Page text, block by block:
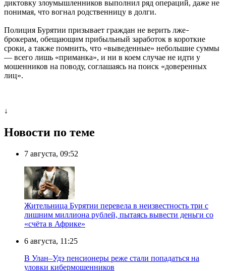
диктовку злоумышленников выполнил ряд операций, даже не
понимая, что вогнал родственницу в долги.
Полиция Бурятии призывает граждан не верить лже–
брокерам, обещающим прибыльный заработок в короткие
сроки, а также помнить, что «выведенные» небольшие суммы
— всего лишь «приманка», и ни в коем случае не идти у
мошенников на поводу, соглашаясь на поиск «доверенных
лиц».
↓
Новости по теме
7 августа, 09:52
Жительница Бурятии перевела в неизвестность три с
лишним миллиона рублей, пытаясь вывести деньги со
«счёта в Африке»
6 августа, 11:25
В Улан–Удэ пенсионеры реже стали попадаться на
уловки кибермошенников